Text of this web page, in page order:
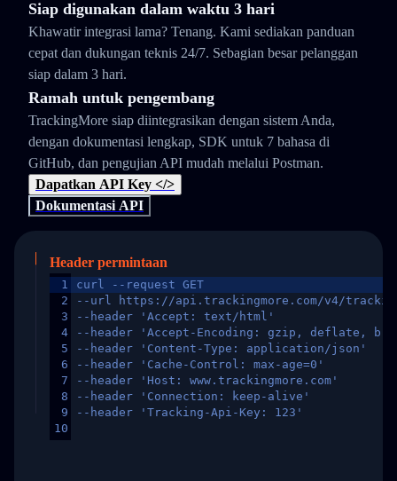
Siap digunakan dalam waktu 3 hari
Khawatir integrasi lama? Tenang. Kami sediakan panduan
cepat dan dukungan teknis 24/7. Sebagian besar pelanggan
siap dalam 3 hari.
Ramah untuk pengembang
TrackingMore siap diintegrasikan dengan sistem Anda,
dengan dokumentasi lengkap, SDK untuk 7 bahasa di
GitHub, dan pengujian API mudah melalui Postman.
Dapatkan API Key </>
Dokumentasi API
Header permintaan
1
2
3
4
5
6
7
8
9
10
curl --request GET
--url https://api.trackingmore.com/v4/trackings/
--header 'Accept: text/html'
--header 'Accept-Encoding: gzip, deflate,
--header 'Content-Type: application/json'
--header 'Cache-Control: max-age=0'
--header 'Host: www.trackingmore.com'
--header 'Connection: keep-alive'
--header 'Tracking-Api-Key: 123'